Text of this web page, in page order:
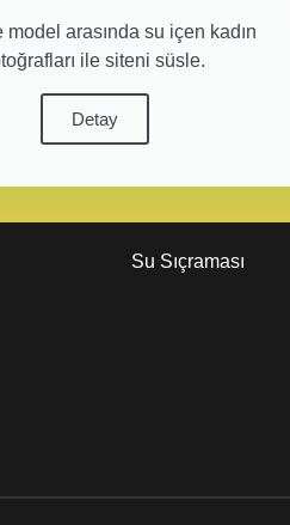
model arasında su içen kadın
ile siteni süsle.
Detay
Su Sıçraması